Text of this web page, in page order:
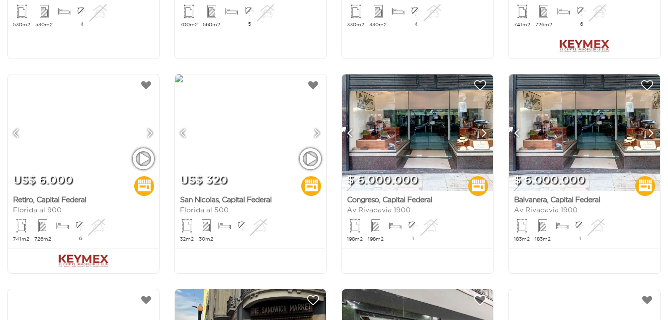
530m2 530m2 4 700m2 560m2 5 330m2 330m2 4 741m2 726m2 6
US$ 6.000
Retiro, Capital Federal
Florida al 900
741m2 726m2 6
US$ 320
San Nicolas, Capital Federal
Florida al 500
32m2 30m2
$ 6.000.000
Congreso, Capital Federal
Av Rivadavia 1900
198m2 198m2 1
$ 6.000.000
Balvanera, Capital Federal
Av Rivadavia 1900
183m2 183m2 1